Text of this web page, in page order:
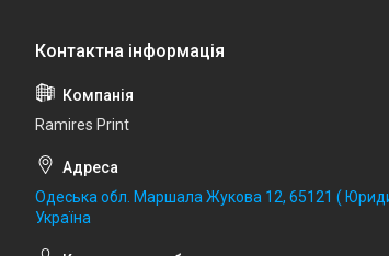
Ramires Print
Одеська обл. Маршала Жукова 12, 65121 (
Україна